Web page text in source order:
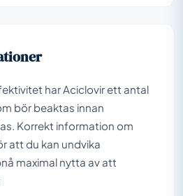
har Aciclovir ett antal
bör beaktas innan
Korrekt information om
att du kan undvika
maximal nytta av att